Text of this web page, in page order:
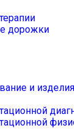
дорожки
и изделия